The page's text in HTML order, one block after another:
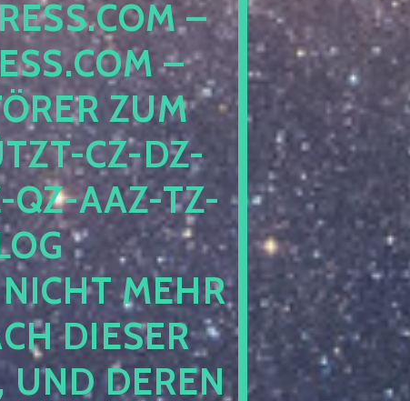
– L
– A
ZUM S
CZ-DZ-ZZ
AAZ-TZ-HZ
PE
MEHR BE
NA
DEREN KI